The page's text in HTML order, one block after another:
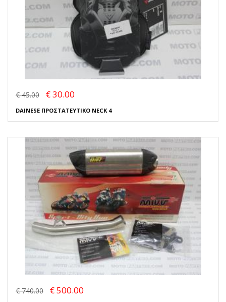
€ 45.00 € 30.00
DAINESE ΠΡΟΣΤΑΤΕΥΤΙΚΟ NECK 4
€ 740.00 € 500.00